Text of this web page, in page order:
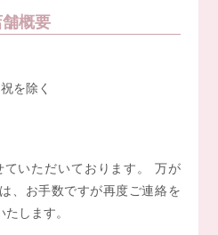
概要
を除く
いただいております。 万が
、お手数ですが再度ご連絡を
します。